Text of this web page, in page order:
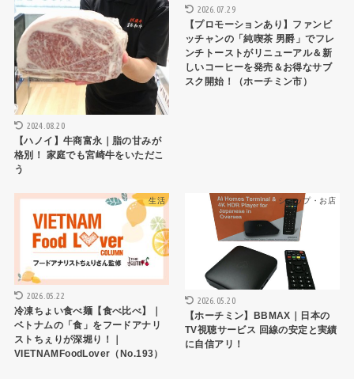
2024.08.20
【ハノイ】牛商富永｜脂の甘みが
格別！ 家庭でも宮崎牛をいただこ
う
2026.07.29
【プロモーションあり】ファンビ
ッチャンの「純喫茶 男爵」でフレ
ンチトーストがリニューアル＆新
しいコーヒーを発売＆お得なサブ
スク開始！（ホーチミン市）
生活
2026.05.22
冷凍ちょい食べ麺【食べ比べ】｜
ベトナムの「食」をフードアナリ
ストちぇりが深堀り！｜
VIETNAMFoodLover（No.193）
ショップ・お店
2026.05.20
【ホーチミン】BBMAX｜日本の
TV視聴サービス 回線の安定と実績
に自信アリ！